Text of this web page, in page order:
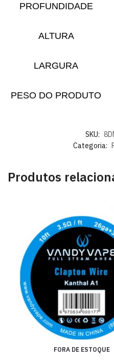
PROFUNDIDADE
ALTURA
LARGURA
PESO DO PRODUTO
SKU:
Categoria:
Produtos
FORA DE ESTOQUE